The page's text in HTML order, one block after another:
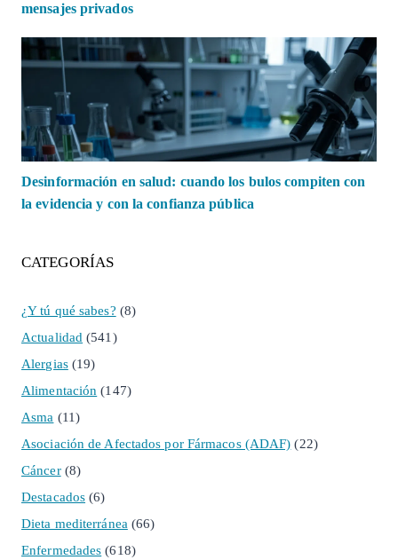
mensajes privados
Desinformación en salud: cuando los bulos compiten con
la evidencia y con la confianza pública
CATEGORÍAS
¿Y tú qué sabes? (8)
Actualidad (541)
Alergias(19)
Alimentación (147)
Asma (11)
Asociación de Afectados por Fármacos (ADAF) (22)
Cáncer(8)
Destacados (6)
Dieta mediterránea (66)
Enfermedades (618)